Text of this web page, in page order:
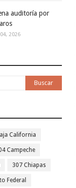
auditoría por
2026
California
Campeche
307 Chiapas
Federal